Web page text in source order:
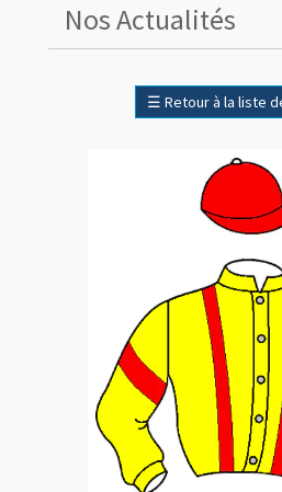
Nos Actualités
☰ Retour à la liste